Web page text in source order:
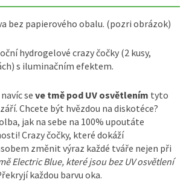
bez papierového obalu. (pozri obrázok)
hydrogelové crazy čočky (2 kusy,
s iluminačním efektem.
se ve tmě pod UV osvětlením tyto
Chcete být hvězdou na diskotéce?
jak na sebe na 100% upoutáte
Crazy čočky, které dokáží
změnit výraz každé tváře nejen při
Electric Blue, které jsou bez UV osvětlení
každou barvu oka.